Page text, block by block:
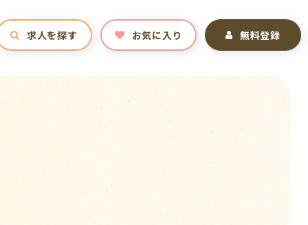
求人を探す お気に入り 無料登録